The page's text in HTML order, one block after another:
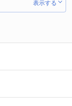
表示する